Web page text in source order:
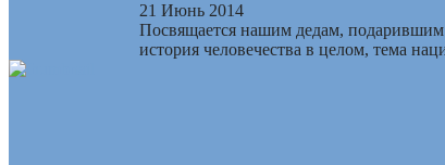
21 Июнь 2014
Посвящается нашим дедам,
история человечества в целом, тема